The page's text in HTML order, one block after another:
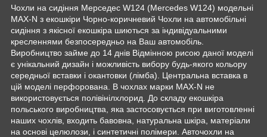
Чохли на сидіння Мерседес W124 (Mercedes W124) модельні
MAX-N з екошкіри Чорно-коричневий Чохли на автомобільні
сидіння з якісної екошкіра шиються за індивідуальними
кресленнями безпосередньо на Ваш автомобіль.
Виробництво займе до 14 днів Відмінною рисою даної моделі
є унікальний дизайн і можливість вибору будь-якого кольору
середньої вставки і окантовки (лімба). Центральна вставка в
цій моделі перфорована. В чохлах марки MAX-N не
використовується полівінілхлорид. До складу екошкіра
польського виробництва, яка застосовується при виготовленні
наших чохлів, входить бавовна, натуральна шкіра, матеріали
на основі целюлози, і синтетичні полімери. Авточохли на